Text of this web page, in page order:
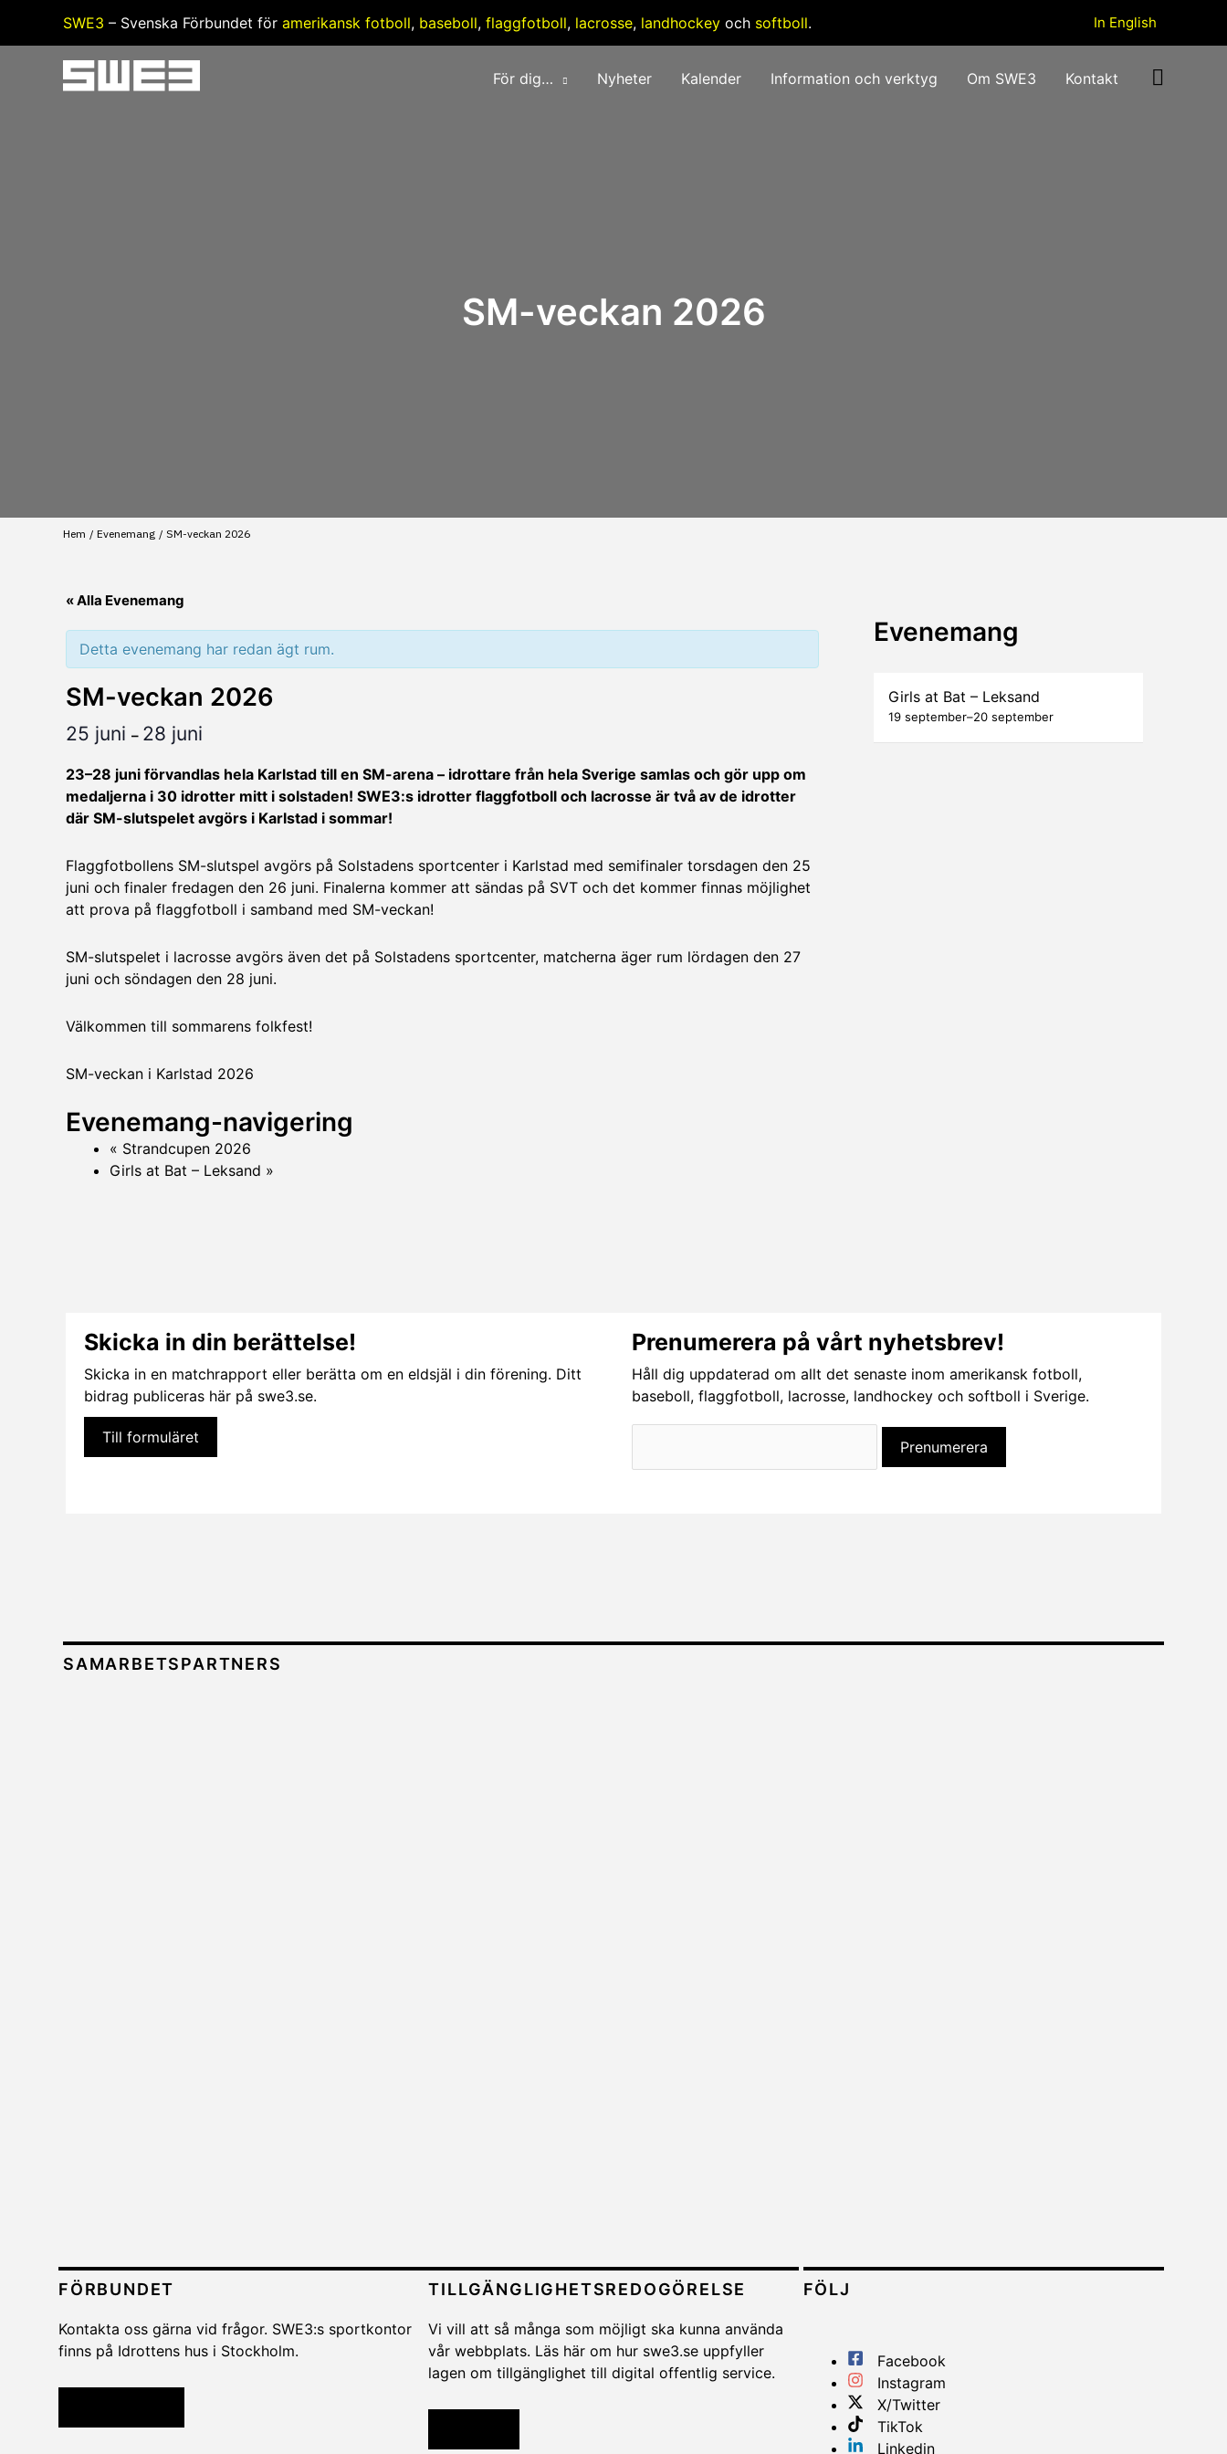
SWE3 – Svenska Förbundet för amerikansk fotboll, baseboll, flaggfotboll, lacrosse, landhockey och softboll. In English
För dig… Nyheter Kalender Information och verktyg Om SWE3 Kontakt
SM-veckan 2026
Hem Evenemang SM-veckan 2026
« Alla Evenemang
Detta evenemang har redan ägt rum.
SM-veckan 2026
25 juni – 28 juni
23–28 juni förvandlas hela Karlstad till en SM-arena – idrottare från hela Sverige samlas och gör upp om
medaljerna i 30 idrotter mitt i solstaden! SWE3:s idrotter flaggfotboll och lacrosse är två av de idrotter
där SM-slutspelet avgörs i Karlstad i sommar!
Flaggfotbollens SM-slutspel avgörs på Solstadens sportcenter i Karlstad med semifinaler torsdagen den 25
juni och finaler fredagen den 26 juni. Finalerna kommer att sändas på SVT och det kommer finnas möjlighet
att prova på flaggfotboll i samband med SM-veckan!
SM-slutspelet i lacrosse avgörs även det på Solstadens sportcenter, matcherna äger rum lördagen den 27
juni och söndagen den 28 juni.
Välkommen till sommarens folkfest!
SM-veckan i Karlstad 2026
Evenemang-navigering
« Strandcupen 2026
Girls at Bat – Leksand »
Evenemang
Girls at Bat – Leksand
19 september–20 september
Skicka in din berättelse!
Skicka in en matchrapport eller berätta om en eldsjäl i din förening. Ditt
bidrag publiceras här på swe3.se.
Till formuläret
Prenumerera på vårt nyhetsbrev!
Håll dig uppdaterad om allt det senaste inom amerikansk fotboll,
baseboll, flaggfotboll, lacrosse, landhockey och softboll i Sverige.
SAMARBETSPARTNERS
FÖRBUNDET
Kontakta oss gärna vid frågor. SWE3:s sportkontor
finns på Idrottens hus i Stockholm.
TILLGÄNGLIGHETSREDOGÖRELSE
Vi vill att så många som möjligt ska kunna använda
vår webbplats. Läs här om hur swe3.se uppfyller
lagen om tillgänglighet till digital offentlig service.
FÖLJ
Facebook
Instagram
X/Twitter
TikTok
Linkedin